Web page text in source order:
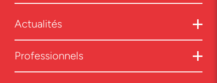
Actualités
Professionnels